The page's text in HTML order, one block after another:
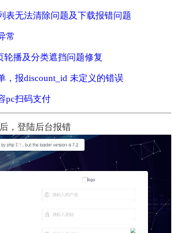
表无法清除问题及下载报错问题
常
轮播及分类遮挡问题修复
，报discount_id 未定义的错误
pc扫码支付
，登陆后台报错